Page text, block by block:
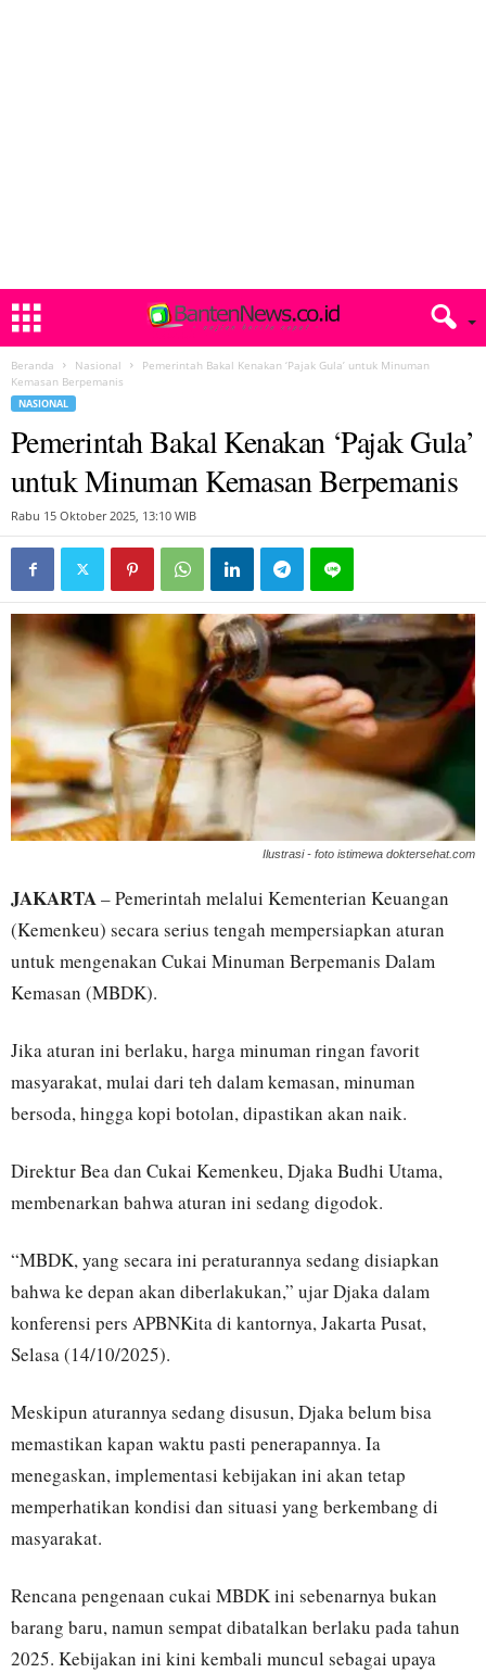
Beranda Nasional
Pemerintah Bakal Kenakan ‘Pajak Gula’ untuk Minuman
Kemasan Berpemanis
NASIONAL
Pemerintah Bakal Kenakan ‘Pajak Gula’
untuk Minuman Kemasan Berpemanis
Rabu 15 Oktober 2025, 13:10 WIB
Ilustrasi - foto istimewa doktersehat.com
JAKARTA– Pemerintah melalui Kementerian Keuangan
(Kemenkeu) secara serius tengah mempersiapkan aturan
untuk mengenakan Cukai Minuman Berpemanis Dalam
Kemasan (MBDK).
Jika aturan ini berlaku, harga minuman ringan favorit
masyarakat, mulai dari teh dalam kemasan, minuman
bersoda, hingga kopi botolan, dipastikan akan naik.
Direktur Bea dan Cukai Kemenkeu, Djaka Budhi Utama,
membenarkan bahwa aturan ini sedang digodok.
“MBDK, yang secara ini peraturannya sedang disiapkan
bahwa ke depan akan diberlakukan,” ujar Djaka dalam
konferensi pers APBNKita di kantornya, Jakarta Pusat,
Selasa (14/10/2025).
Meskipun aturannya sedang disusun, Djaka belum bisa
memastikan kapan waktu pasti penerapannya. Ia
menegaskan, implementasi kebijakan ini akan tetap
memperhatikan kondisi dan situasi yang berkembang di
masyarakat.
Rencana pengenaan cukai MBDK ini sebenarnya bukan
barang baru, namun sempat dibatalkan berlaku pada tahun
2025. Kebijakan ini kini kembali muncul sebagai upaya